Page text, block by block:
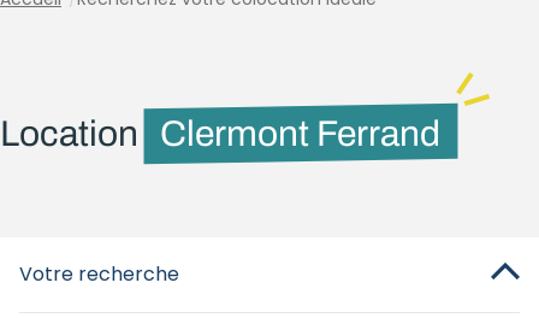
Location Clermont Ferrand
Votre recherche